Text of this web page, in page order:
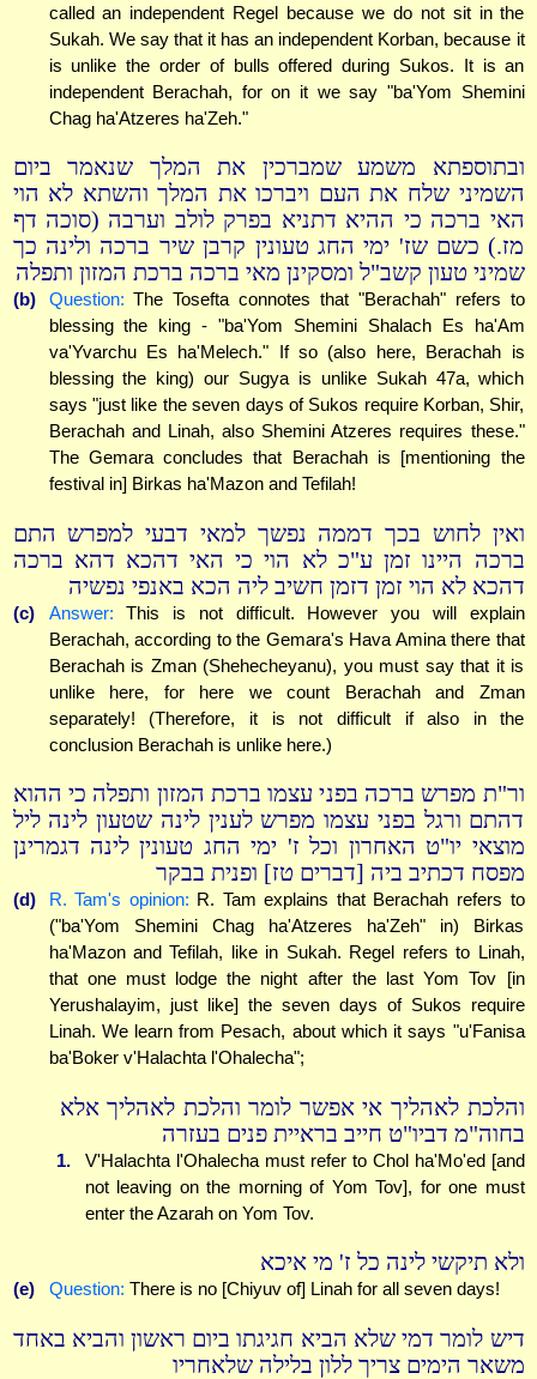
called an independent Regel because we do not sit in the
Sukah. We say that it has an independent Korban, because it
is unlike the order of bulls offered during Sukos. It is an
independent Berachah, for on it we say "ba'Yom Shemini
Chag ha'Atzeres ha'Zeh."
ובתוספתא משמע שמברכין את המלך שנאמר ביום
השמיני שלח את העם ויברכו את המלך והשתא לא הוי
האי ברכה כי ההיא דתניא בפרק לולב וערבה (סוכה דף
מז.) כשם שז' ימי החג טעונין קרבן שיר ברכה ולינה כך
שמיני טעון קשב"ל ומסקינן מאי ברכה ברכת המזון ותפלה
(b) Question: The Tosefta connotes that "Berachah" refers to
blessing the king - "ba'Yom Shemini Shalach Es ha'Am
va'Yvarchu Es ha'Melech." If so (also here, Berachah is
blessing the king) our Sugya is unlike Sukah 47a, which
says "just like the seven days of Sukos require Korban, Shir,
Berachah and Linah, also Shemini Atzeres requires these."
The Gemara concludes that Berachah is [mentioning the
festival in] Birkas ha'Mazon and Tefilah!
ואין לחוש בכך דממה נפשך למאי דבעי למפרש התם
ברכה היינו זמן ע"כ לא הוי כי האי דהכא דהא ברכה
דהכא לא הוי זמן דזמן חשיב ליה הכא באנפי נפשיה
(c) Answer: This is not difficult. However you will explain
Berachah, according to the Gemara's Hava Amina there that
Berachah is Zman (Shehecheyanu), you must say that it is
unlike here, for here we count Berachah and Zman
separately! (Therefore, it is not difficult if also in the
conclusion Berachah is unlike here.)
ור"ת מפרש ברכה בפני עצמו ברכת המזון ותפלה כי ההוא
דהתם ורגל בפני עצמו מפרש לענין לינה שטעון לינה ליל
מוצאי יו"ט האחרון וכל ז' ימי החג טעונין לינה דגמרינן
מפסח דכתיב ביה [דברים טז] ופנית בבקר
(d) R. Tam's opinion: R. Tam explains that Berachah refers to
("ba'Yom Shemini Chag ha'Atzeres ha'Zeh" in) Birkas
ha'Mazon and Tefilah, like in Sukah. Regel refers to Linah,
that one must lodge the night after the last Yom Tov [in
Yerushalayim, just like] the seven days of Sukos require
Linah. We learn from Pesach, about which it says "u'Fanisa
ba'Boker v'Halachta l'Ohalecha";
והלכת לאהליך אי אפשר לומר והלכת לאהליך אלא
בחוה"מ דביו"ט חייב בראיית פנים בעזרה
1.
V'Halachta l'Ohalecha must refer to Chol ha'Mo'ed [and
not leaving on the morning of Yom Tov], for one must
enter the Azarah on Yom Tov.
ולא תיקשי לינה כל ז' מי איכא
(e) Question: There is no [Chiyuv of] Linah for all seven days!
דיש לומר דמי שלא הביא חגיגתו ביום ראשון והביא באחד
משאר הימים צריך ללון בלילה שלאחריו